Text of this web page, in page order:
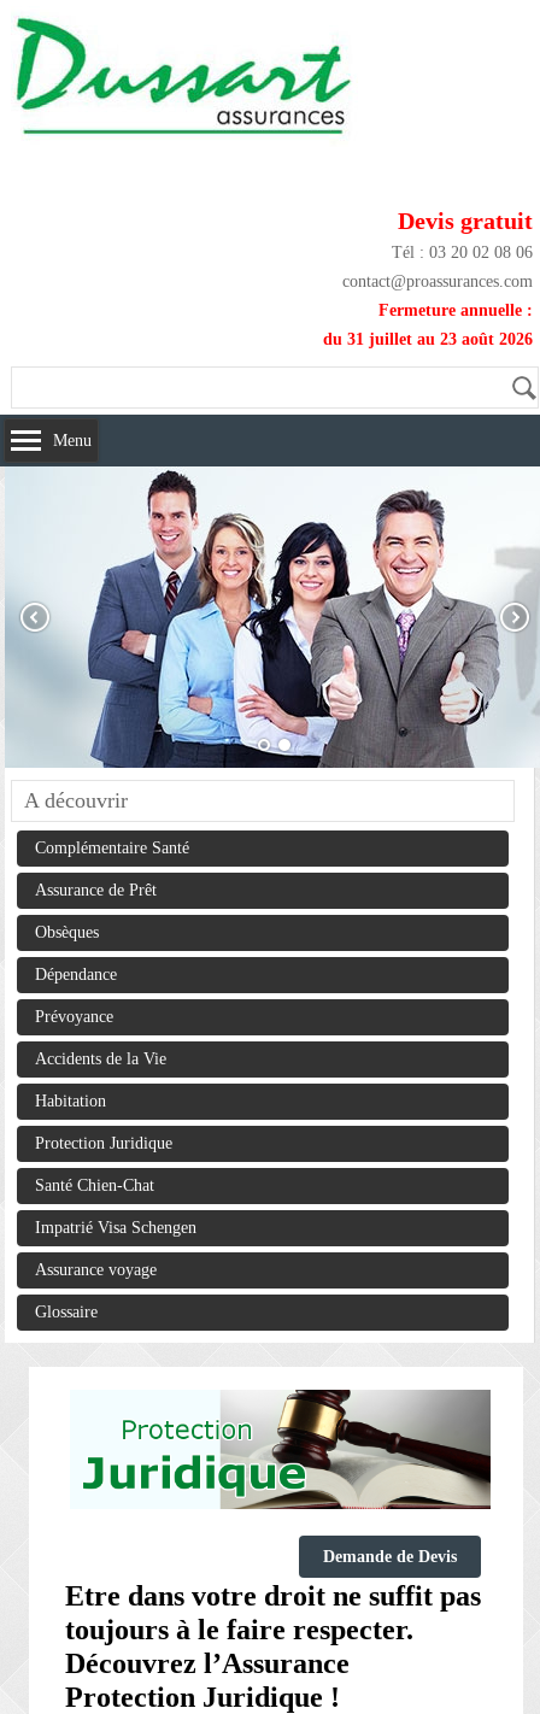
Devis gratuit
Tél : 03 20 02 08 06
contact@proassurances.com
Fermeture annuelle :
du 31 juillet au 23 août 2026
Menu
A découvrir
Complémentaire Santé
Assurance de Prêt
Obsèques
Dépendance
Prévoyance
Accidents de la Vie
Habitation
Protection Juridique
Santé Chien-Chat
Impatrié Visa Schengen
Assurance voyage
Glossaire
Demande de Devis
Etre dans votre droit ne suffit pas
toujours à le faire respecter.
Découvrez l’Assurance
Protection Juridique !